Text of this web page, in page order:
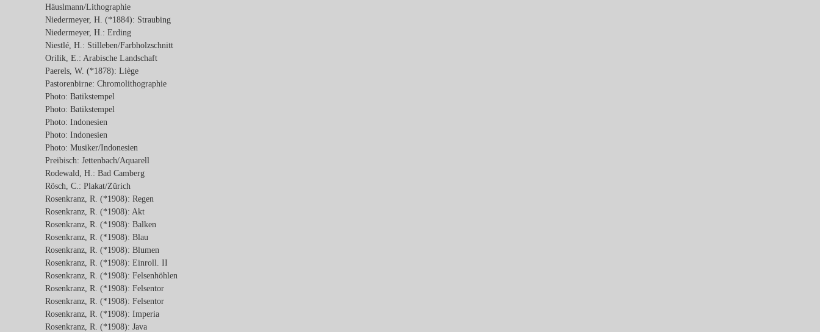
Häuslmann/Lithographie
Niedermeyer, H. (*1884): Straubing
Niedermeyer, H.: Erding
Niestlé, H.: Stilleben/Farbholzschnitt
Orilik, E.: Arabische Landschaft
Paerels, W. (*1878): Liège
Pastorenbirne: Chromolithographie
Photo: Batikstempel
Photo: Batikstempel
Photo: Indonesien
Photo: Indonesien
Photo: Musiker/Indonesien
Preibisch: Jettenbach/Aquarell
Rodewald, H.: Bad Camberg
Rösch, C.: Plakat/Zürich
Rosenkranz, R. (*1908): Regen
Rosenkranz, R. (*1908): Akt
Rosenkranz, R. (*1908): Balken
Rosenkranz, R. (*1908): Blau
Rosenkranz, R. (*1908): Blumen
Rosenkranz, R. (*1908): Einroll. II
Rosenkranz, R. (*1908): Felsenhöhlen
Rosenkranz, R. (*1908): Felsentor
Rosenkranz, R. (*1908): Felsentor
Rosenkranz, R. (*1908): Imperia
Rosenkranz, R. (*1908): Java